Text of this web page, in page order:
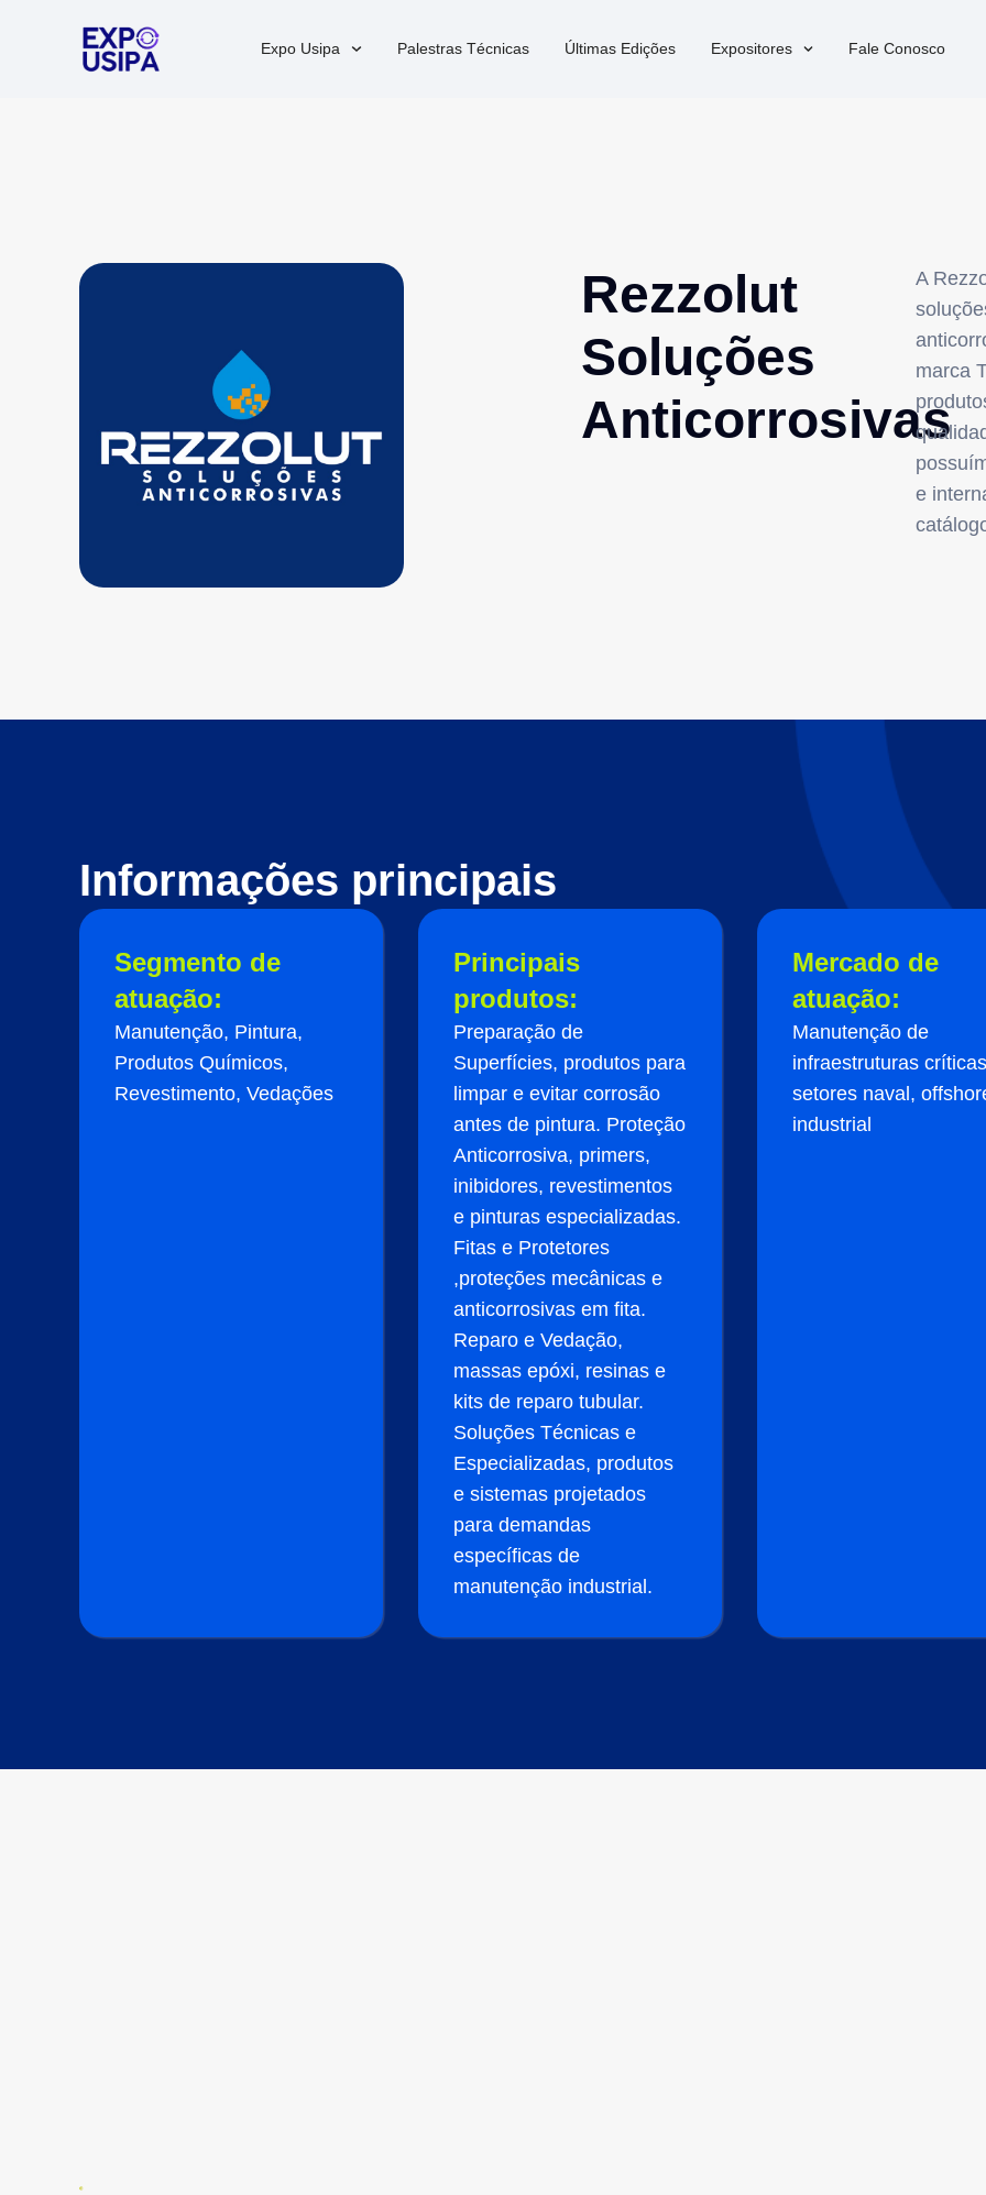
Expo Usipa Palestras Técnicas Últimas Edições Expositores Fale Conosco
Rezzolut
Soluções
Anticorrosivas
A
marca
e
Informações principais
Segmento de
atuação:
Manutenção, Pintura,
Produtos Químicos,
Revestimento, Vedações
Principais
produtos:
Preparação de
Superfícies, produtos para
limpar e evitar corrosão
antes de pintura. Proteção
Anticorrosiva, primers,
inibidores, revestimentos
e pinturas especializadas.
Fitas e Protetores
,proteções mecânicas e
anticorrosivas em fita.
Reparo e Vedação,
massas epóxi, resinas e
kits de reparo tubular.
Soluções Técnicas e
Especializadas, produtos
e sistemas projetados
para demandas
específicas de
manutenção industrial.
Mercado de
atuação:
Manutenção de
infraestruturas
setores naval,
industrial